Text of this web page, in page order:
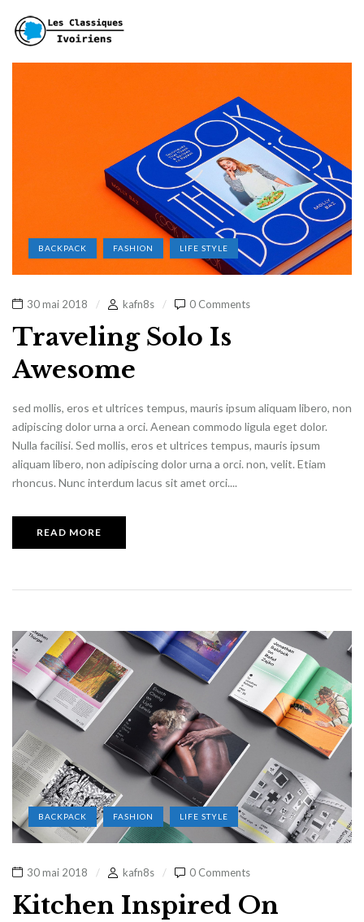
BACKPACK FASHION LIFE STYLE
30 mai 2018 kafn8s 0 Comments
Traveling Solo Is
Awesome
sed mollis, eros et ultrices tempus, mauris ipsum aliquam libero, non
adipiscing dolor urna a orci. Aenean commodo ligula eget dolor.
Nulla facilisi. Sed mollis, eros et ultrices tempus, mauris ipsum
aliquam libero, non adipiscing dolor urna a orci. non, velit. Etiam
rhoncus. Nunc interdum lacus sit amet orci....
READ MORE
BACKPACK FASHION LIFE STYLE
30 mai 2018 kafn8s 0 Comments
Kitchen Inspired On